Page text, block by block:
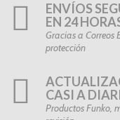
ENVÍOS
EN 24
Gracias a Correos
protección
CASI A
Productos Funko,